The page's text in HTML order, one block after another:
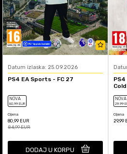
Datum izlaska: 25.09.2026
PS4 EA Sports - FC 27
NOVA
80,99 EUR
Cijena
80,99 EUR
84,99EUR
DODAJ U KORPU
NOVA
29,99
Cijena
29,99